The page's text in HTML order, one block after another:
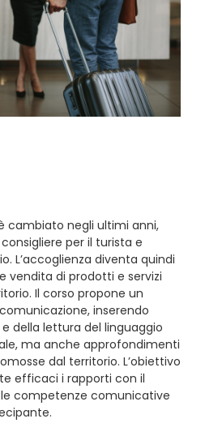
cambiato negli ultimi anni,
per il turista e
L’accoglienza diventa quindi
vendita di prodotti e servizi
Il corso propone un
inserendo
della lettura del linguaggio
ma anche approfondimenti
dal territorio. L’obiettivo
efficaci i rapporti con il
competenze comunicative